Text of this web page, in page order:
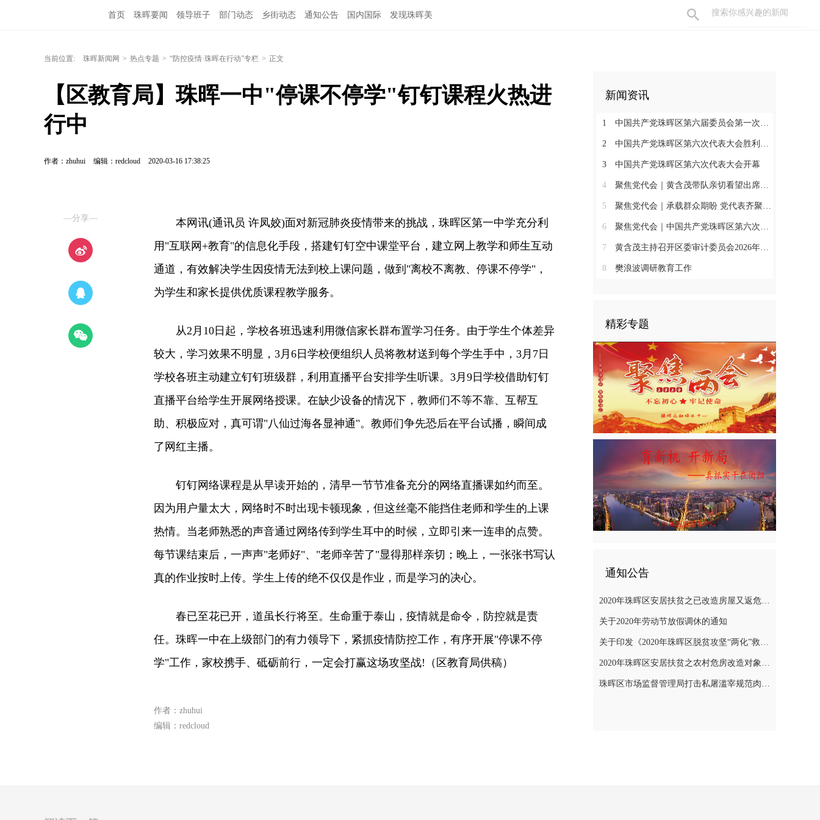
首页 珠晖要闻 领导班子 部门动态 乡街动态 通知公告 国内国际 发现珠晖美
当前位置: 珠晖新闻网 > 热点专题 > “防控疫情·珠晖在行动”专栏 > 正文
【区教育局】珠晖一中"停课不停学"钉钉课程火热进
行中
作者：zhuhui 编辑：redcloud 2020-03-16 17:38:25
—分享—
本网讯(通讯员 许凤姣)面对新冠肺炎疫情带来的挑战，珠晖区第一中学充分利
用"互联网+教育"的信息化手段，搭建钉钉空中课堂平台，建立网上教学和师生互动
通道，有效解决学生因疫情无法到校上课问题，做到"离校不离教、停课不停学"，
为学生和家长提供优质课程教学服务。
从2月10日起，学校各班迅速利用微信家长群布置学习任务。由于学生个体差异
较大，学习效果不明显，3月6日学校便组织人员将教材送到每个学生手中，3月7日
学校各班主动建立钉钉班级群，利用直播平台安排学生听课。3月9日学校借助钉钉
直播平台给学生开展网络授课。在缺少设备的情况下，教师们不等不靠、互帮互
助、积极应对，真可谓"八仙过海各显神通"。教师们争先恐后在平台试播，瞬间成
了网红主播。
钉钉网络课程是从早读开始的，清早一节节准备充分的网络直播课如约而至。
因为用户量太大，网络时不时出现卡顿现象，但这丝毫不能挡住老师和学生的上课
热情。当老师熟悉的声音通过网络传到学生耳中的时候，立即引来一连串的点赞。
每节课结束后，一声声"老师好"、"老师辛苦了"显得那样亲切；晚上，一张张书写认
真的作业按时上传。学生上传的绝不仅仅是作业，而是学习的决心。
春已至花已开，道虽长行将至。生命重于泰山，疫情就是命令，防控就是责
任。珠晖一中在上级部门的有力领导下，紧抓疫情防控工作，有序开展"停课不停
学"工作，家校携手、砥砺前行，一定会打赢这场攻坚战!（区教育局供稿）
作者：zhuhui
编辑：redcloud
新闻资讯
1 中国共产党珠晖区第六届委员会第一次全体会议召开
2 中国共产党珠晖区第六次代表大会胜利闭幕
3 中国共产党珠晖区第六次代表大会开幕
4 聚焦党代会｜黄含茂带队亲切看望出席珠晖区第六次党代会的代表
5 聚焦党代会｜承载群众期盼 党代表齐聚报到
6 聚焦党代会｜中国共产党珠晖区第六次代表大会召开各代表团召集人会议
7 黄含茂主持召开区委审计委员会2026年第一次会议
8 樊浪波调研教育工作
精彩专题
通知公告
2020年珠晖区安居扶贫之已改造房屋又返危需改造对象公示
关于2020年劳动节放假调休的通知
关于印发《2020年珠晖区脱贫攻坚“两化”救助帮扶实施方案》的通知
2020年珠晖区安居扶贫之农村危房改造对象公示
珠晖区市场监督管理局打击私屠滥宰规范肉品市场秩序专项整治行动方案